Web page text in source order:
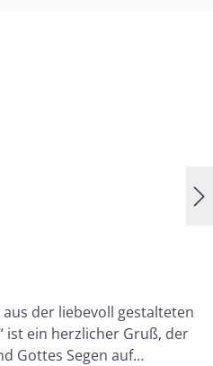
aus der liebevoll gestalteten
ist ein herzlicher Gruß, der
Gottes Segen auf